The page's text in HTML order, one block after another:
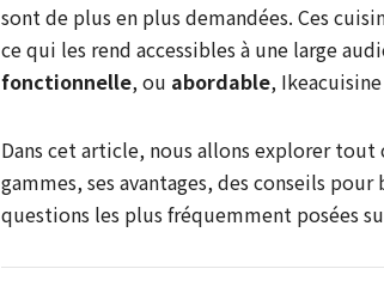
sont de plus en plus demandées. Ces
ce qui les rend accessibles à une large
fonctionnelle, ou abordable,
Dans cet article, nous allons explorer tout
gammes, ses avantages, des conseils
questions les plus fréquemment posées